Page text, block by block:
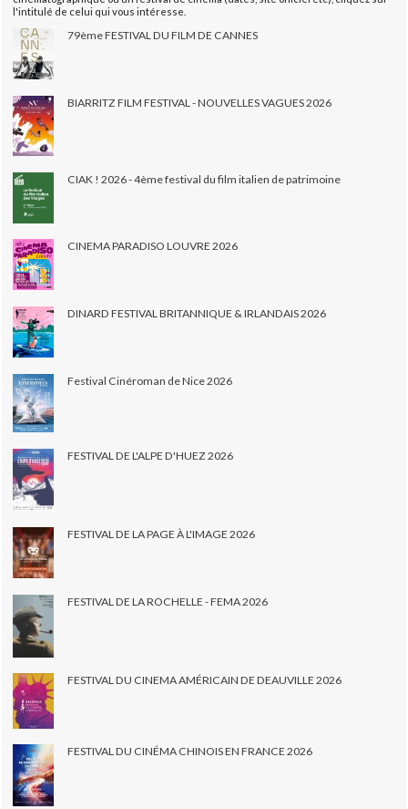
l'intitulé de celui qui vous intéresse.
79ème FESTIVAL DU FILM DE CANNES
BIARRITZ FILM FESTIVAL - NOUVELLES VAGUES 2026
CIAK ! 2026 - 4ème festival du film italien de patrimoine
CINEMA PARADISO LOUVRE 2026
DINARD FESTIVAL BRITANNIQUE & IRLANDAIS 2026
Festival Cinéroman de Nice 2026
FESTIVAL DE L'ALPE D'HUEZ 2026
FESTIVAL DE LA PAGE À L'IMAGE 2026
FESTIVAL DE LA ROCHELLE - FEMA 2026
FESTIVAL DU CINEMA AMÉRICAIN DE DEAUVILLE 2026
FESTIVAL DU CINÉMA CHINOIS EN FRANCE 2026